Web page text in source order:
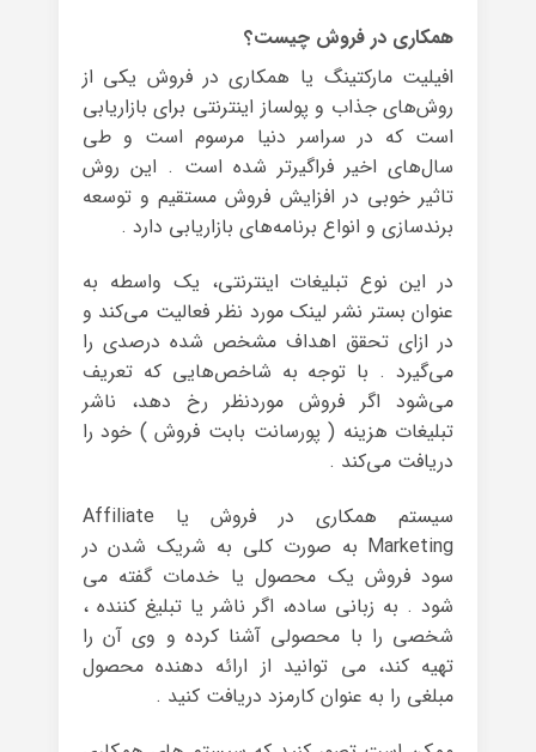
همکاری در فروش چیست؟
افیلیت مارکتینگ یا همکاری در فروش یکی از
روش‌های جذاب و پولساز اینترنتی برای بازاریابی
است که در سراسر دنیا مرسوم است و طی
سال‌های اخیر فراگیرتر شده است . این روش
تاثیر خوبی در افزایش فروش مستقیم و توسعه
برندسازی و انواع برنامه‌های بازاریابی دارد .
در این نوع تبلیغات اینترنتی، یک واسطه به
عنوان بستر نشر لینک مورد نظر فعالیت می‌کند و
در ازای تحقق اهداف مشخص شده درصدی را
می‌گیرد . با توجه به شاخص‌هایی که تعریف
می‌شود اگر فروش موردنظر رخ دهد، ناشر
تبلیغات هزینه ( پورسانت بابت فروش ) خود را
دریافت می‌کند .
سیستم همکاری در فروش یا Affiliate
Marketing به صورت کلی به شریک شدن در
سود فروش یک محصول یا خدمات گفته می
شود . به زبانی ساده، اگر ناشر یا تبلیغ کننده ،
شخصی را با محصولی آشنا کرده و وی آن را
تهیه کند، می توانید از ارائه دهنده محصول
مبلغی را به عنوان کارمزد دریافت کنید .